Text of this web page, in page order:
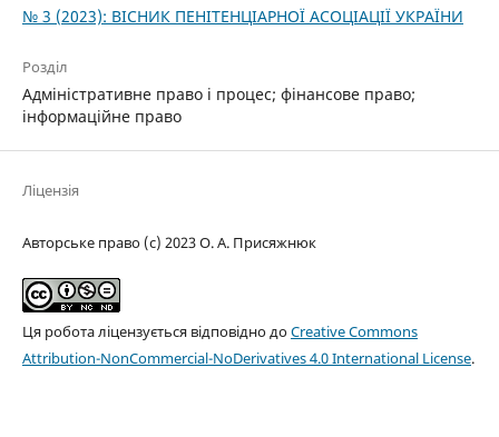
№ 3 (2023): ВІСНИК ПЕНІТЕНЦІАРНОЇ АСОЦІАЦІЇ УКРАЇНИ
Розділ
Адміністративне право і процес; фінансове право;
інформаційне право
Ліцензія
Авторське право (c) 2023 О. А. Присяжнюк
Ця робота ліцензується відповідно доCreative Commons
Attribution-NonCommercial-NoDerivatives 4.0 International License.